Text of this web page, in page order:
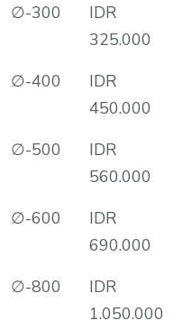
∅-300
IDR
325.000
∅-400
IDR
450.000
∅-500
IDR
560.000
∅-600
IDR
690.000
∅-800
IDR
1.050.000